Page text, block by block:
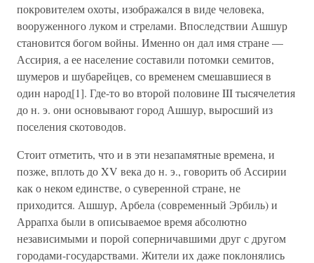
покровителем охоты, изображался в виде человека,
вооруженного луком и стрелами. Впоследствии Ашшур
становится богом войны. Именно он дал имя стране —
Ассирия, а ее население составили потомки семитов,
шумеров и шубарейцев, со временем смешавшиеся в
один народ[1]. Где-то во второй половине III тысячелетия
до н. э. они основывают город Ашшур, выросший из
поселения скотоводов.
Стоит отметить, что и в эти незапамятные времена, и
позже, вплоть до XV века до н. э., говорить об Ассирии
как о неком единстве, о суверенной стране, не
приходится. Ашшур, Арбела (современный Эрбиль) и
Аррапха были в описываемое время абсолютно
независимыми и порой соперничавшими друг с другом
городами-государствами. Жители их даже поклонялись